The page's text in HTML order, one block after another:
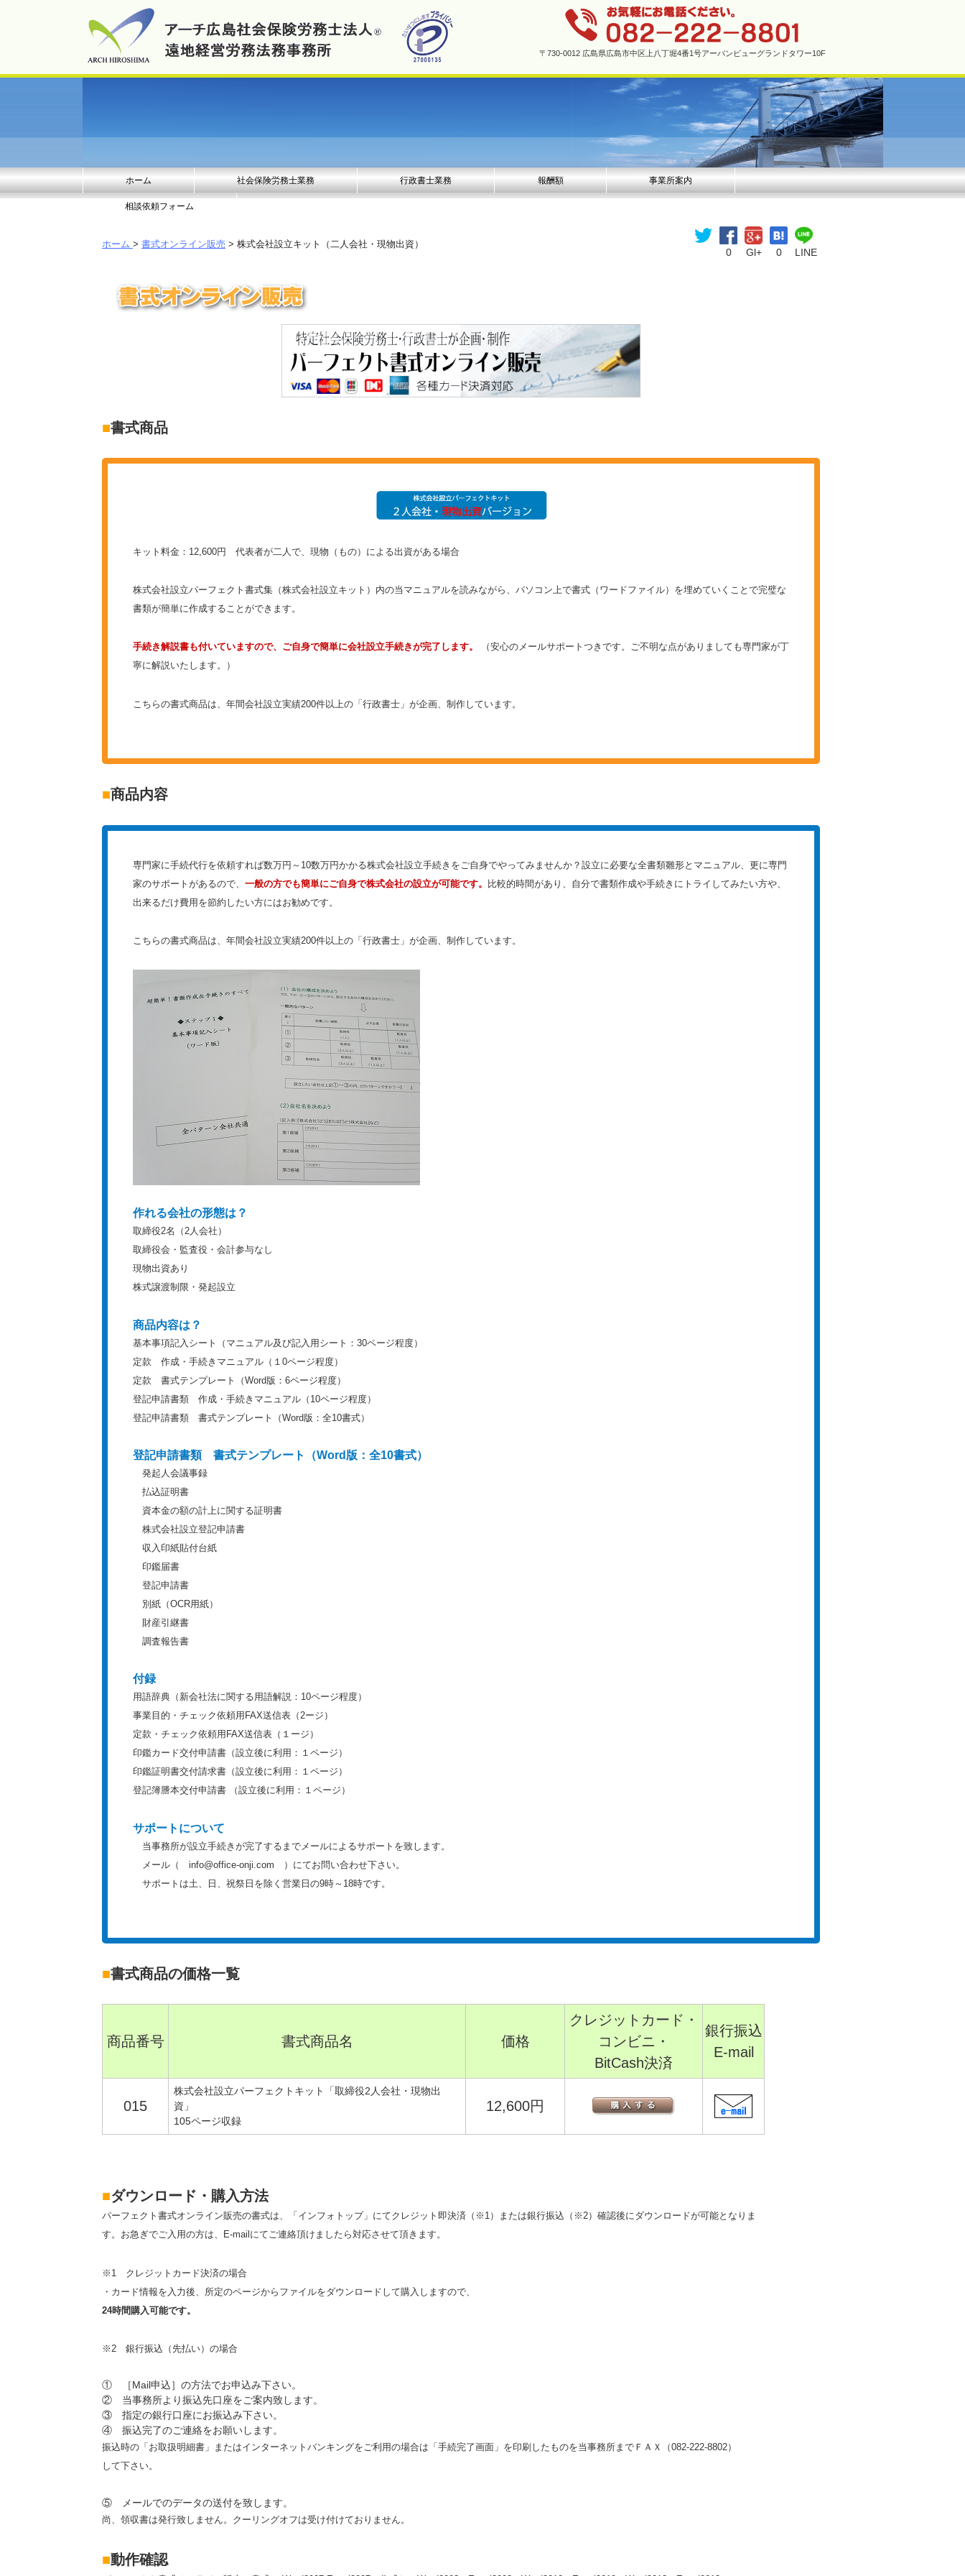
〒730-0012 広島県広島市中区上八丁堀4番1号アーバンビューグランドタワー10F
ホーム 社会保険労務士業務 行政書士業務 報酬額 事業所案内
相談依頼フォーム
ホーム > 書式オンライン販売 > 株式会社設立キット（二人会社・現物出資）
0 Gl+ 0 LINE
■書式商品
キット料金：12,600円 代表者が二人で、現物（もの）による出資がある場合
株式会社設立パーフェクト書式集（株式会社設立キット）内の当マニュアルを読みながら、パソコン上で書式（ワードファイル）を埋めていくことで完璧な
書類が簡単に作成することができます。
手続き解説書も付いていますので、ご自身で簡単に会社設立手続きが完了します。
（安心のメールサポートつきです。ご不明な点がありましても専門家が丁
寧に解説いたします。）
こちらの書式商品は、年間会社設立実績200件以上の「行政書士」が企画、制作しています。
■商品内容
専門家に手続代行を依頼すれば数万円～10数万円かかる株式会社設立手続きをご自身でやってみませんか？設立に必要な全書類雛形とマニュアル、更に専門
家のサポートがあるので、 一般の方でも簡単にご自身で株式会社の設立が可能です。 比較的時間があり、自分で書類作成や手続きにトライしてみたい方や、
出来るだけ費用を節約したい方にはお勧めです。
こちらの書式商品は、年間会社設立実績200件以上の「行政書士」が企画、制作しています。
作れる会社の形態は？
取締役2名（2人会社）
取締役会・監査役・会計参与なし
現物出資あり
株式譲渡制限・発起設立
商品内容は？
基本事項記入シート（マニュアル及び記入用シート：30ページ程度）
定款 作成・手続きマニュアル（１0ページ程度）
定款 書式テンプレート（Word版：6ページ程度）
登記申請書類 作成・手続きマニュアル（10ページ程度）
登記申請書類 書式テンプレート（Word版：全10書式）
登記申請書類 書式テンプレート（Word版：全10書式）
発起人会議事録
払込証明書
資本金の額の計上に関する証明書
株式会社設立登記申請書
収入印紙貼付台紙
印鑑届書
登記申請書
別紙（OCR用紙）
財産引継書
調査報告書
付録
用語辞典（新会社法に関する用語解説：10ページ程度）
事業目的・チェック依頼用FAX送信表（2ージ）
定款・チェック依頼用FAX送信表（１ージ）
印鑑カード交付申請書（設立後に利用：１ページ）
印鑑証明書交付請求書（設立後に利用：１ページ）
登記簿謄本交付申請書 （設立後に利用：１ページ）
サポートについて
当事務所が設立手続きが完了するまでメールによるサポートを致します。
メール（ info@office-onji.com ）にてお問い合わせ下さい。
サポートは土、日、祝祭日を除く営業日の9時～18時です。
■書式商品の価格一覧
商品番号 書式商品名 価格
クレジットカード・
コンビニ・
BitCash決済
銀行振込
E-mail
015
株式会社設立パーフェクトキット「取締役2人会社・現物出
資」
105ページ収録
12,600円
■ダウンロード・購入方法
パーフェクト書式オンライン販売の書式は、「インフォトップ」にてクレジット即決済（※1）または銀行振込（※2）確認後にダウンロードが可能となりま
す。お急ぎでご入用の方は、E-mailにてご連絡頂けましたら対応させて頂きます。
※1 クレジットカード決済の場合
・カード情報を入力後、所定のページからファイルをダウンロードして購入しますので、
24時間購入可能です。
※2 銀行振込（先払い）の場合
① ［Mail申込］の方法でお申込み下さい。
② 当事務所より振込先口座をご案内致します。
③ 指定の銀行口座にお振込み下さい。
④ 振込完了のご連絡をお願いします。
振込時の「お取扱明細書」またはインターネットバンキングをご利用の場合は「手続完了画面」を印刷したものを当事務所までＦＡＸ（082-222-8802）
して下さい。
⑤ メールでのデータの送付を致します。
尚、領収書は発行致しません。クーリングオフは受け付けておりません。
■動作確認